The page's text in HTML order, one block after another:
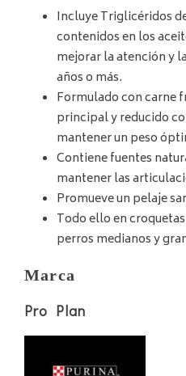
Incluye Triglicéridos
contenidos en los
mejorar la atención y
años o más.
Formulado con carne
principal y reducido
mantener un peso
Contiene fuentes
mantener las
Promueve un pelaje
Todo ello en
perros medianos y
Marca
Pro Plan